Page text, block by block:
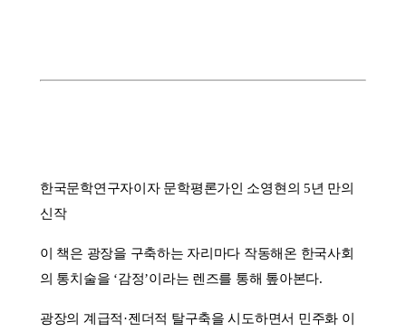
한국문학연구자이자 문학평론가인 소영현의 5년 만의
신작
이 책은 광장을 구축하는 자리마다 작동해온 한국사회
의 통치술을 ‘감정’이라는 렌즈를 통해 톺아본다.
광장의 계급적·젠더적 탈구축을 시도하면서 민주화 이